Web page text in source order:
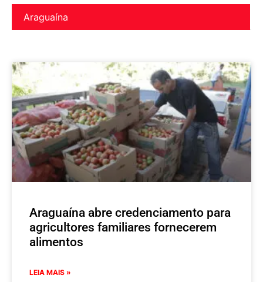
Araguaína
Araguaína abre credenciamento para
agricultores familiares fornecerem
alimentos
LEIA MAIS »